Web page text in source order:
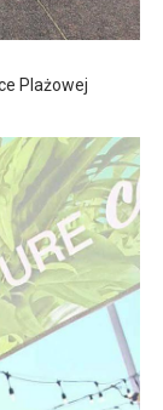
Plażowej